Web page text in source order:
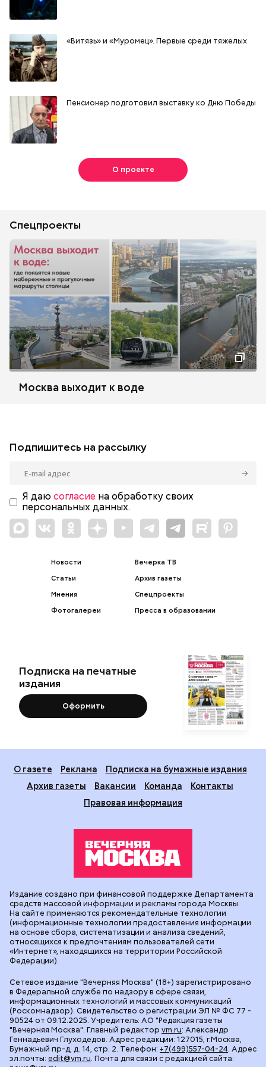
«Витязь» и «Муромец». Первые среди тяжелых
Пенсионер подготовил выставку ко Дню Победы
О проекте
Спецпроекты
Москва выходит к воде
Подпишитесь на рассылку
Я даю согласие на обработку своих
персональных данных.
Новости
Статьи
Мнения
Фотогалереи
Вечерка ТВ
Архив газеты
Спецпроекты
Пресса в образовании
Подписка на печатные
издания
Оформить
О газете Реклама
Подписка на бумажные издания
Архив газеты
Вакансии Команда
Контакты
Правовая информация
Сетевое издание "Вечерняя Москва" (18+) зарегистрировано
в Федеральной службе по надзору в сфере связи,
информационных технологий и массовых коммуникаций
(Роскомнадзор). Свидетельство о регистрации ЭЛ № ФС 77 -
90524 от 09.12.2025. Учредитель: АО "Редакция газеты
"Вечерняя Москва". Главный редактор vm.ru: Александр
Геннадьевич Глуходедов. Адрес редакции: 127015, г.Москва,
Бумажный пр-д, д. 14, стр. 2. Телефон: +7(499)557-04-24. Адрес
эл.почты: edit@vm.ru. Почта для связи с редакцией сайта:
Издание создано при финансовой поддержке Департамента
средств массовой информации и рекламы города Москвы.
На сайте применяются рекомендательные технологии
(информационные технологии предоставления информации
на основе сбора, систематизации и анализа сведений,
относящихся к предпочтениям пользователей сети
«Интернет», находящихся на территории Российской
Федерации).